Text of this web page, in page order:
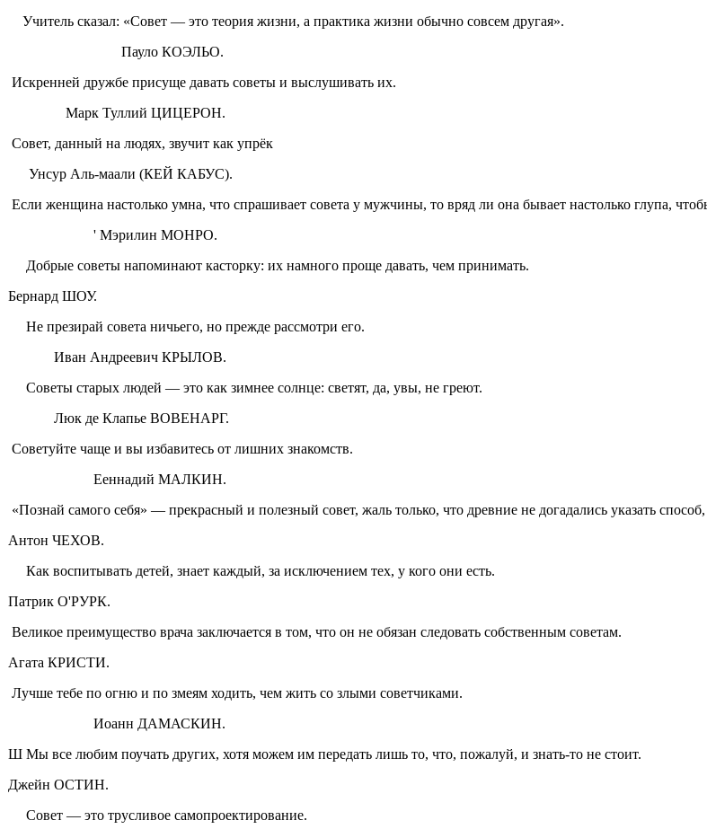
Учитель сказал: «Совет — это теория жизни, а практика жизни обычно совсем другая».
Пауло КОЭЛЬО.
Искренней дружбе присуще да­вать советы и выслушивать их.
Марк Туллий ЦИЦЕРОН.
Совет, данный на людях, звучит как упрёк
Унсур Аль-маали (КЕЙ КАБУС).
Если женщина настолько умна, что спрашивает совета у мужчины, то вряд ли она бывает настолько глупа,
' Мэрилин МОНРО.
Добрые советы напоминают касторку: их намного проще да­вать, чем принимать.
Бернард ШОУ.
Не презирай совета ничьего, но прежде рассмотри его.
Иван Андреевич КРЫЛОВ.
Советы старых людей — это как зимнее солнце: светят, да, увы, не греют.
Люк де Клапье ВОВЕНАРГ.
Советуйте чаще и вы избави­тесь от лишних знакомств.
Ееннадий МАЛКИН.
«Познай самого себя» — пре­красный и полезный совет, жаль только, что древние не догада­лись указать
Антон ЧЕХОВ.
Как воспитывать детей, знает каждый, за исключением тех, у кого они есть.
Патрик О'РУРК.
Великое преимущество вра­ча заключается в том, что он не обязан следовать собственным советам.
Агата КРИСТИ.
Лучше тебе по огню и по зме­ям ходить, чем жить со злыми советчиками.
Иоанн ДАМАСКИН.
Ш Мы все любим поучать других, хотя можем им передать лишь то, что, пожалуй, и знать-то не стоит.
Джейн ОСТИН.
Совет — это трусливое само­проектирование.